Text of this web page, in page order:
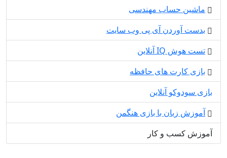
ماشین حساب مهندسی
بدست آوردن آی پی وب سایت
تست هوش IQ آنلاین
بازی کارت های حافظه
بازی سودوکو آنلاین
آموزش زبان با بازی هنگمن
آموزش کسب و کار